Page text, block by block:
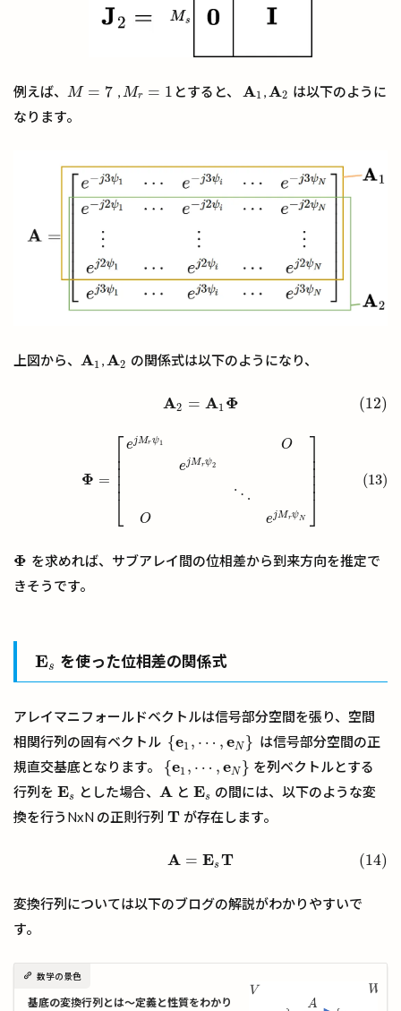
例えば、 M = 7
M= 7 ,Mr = 1
Mr= 1 とすると、 A1
A1 ,A2
A2 は以下のように
なります。
上図から、 A1
A1 ,A2
A2 の関係式は以下のようになり、
A2 = A1 Φ (12)
(12) A2 =A1Φ
Φ =
⎡
⎣
⎢⎢⎢⎢⎢
ejMrψ1
O
ejMrψ2
⋱
O
ejMrψN
⎤
⎦
⎥⎥⎥⎥⎥ (13)
Φ=[ejMr rψN
Φ
Φ を求めれば、サブアレイ間の位相差から到来方向を推定で
きそうです。
Es
Es を使った位相差の関係式
アレイマニフォールドベクトルは信号部分空間を張り、空間
相関行列の固有ベクトル {e1 , ⋯ ,eN }
{e1, ⋯ e N}
は信号部分空間の正
規直交基底となります。
{e1 , ⋯ ,eN }
{e1, ⋯ e N}
を列ベクトルとする
行列を Es
Es とした場合、 A
A と Es
Es の間には、以下のような変
換を行うNxN の正則行列 T
T が存在します。
A = Es T (14)
(14)A =EsT
変換行列については以下のブログの解説がわかりやすいで
す。
数学の景色
基底の変換行列とは～定義と性質をわかり